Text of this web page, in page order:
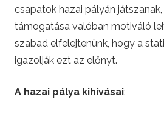
csapatok hazai pályán
támogatása valóban motiváló
szabad elfelejtenünk, hogy a
igazolják ezt az előnyt.
A hazai pálya kihívásai: